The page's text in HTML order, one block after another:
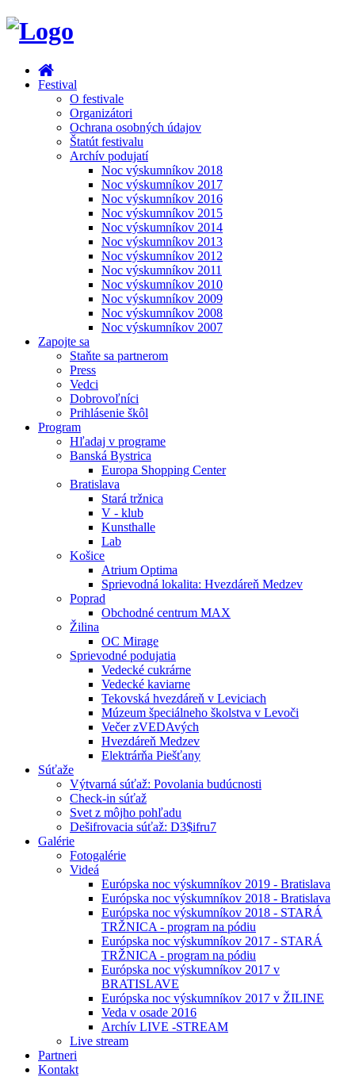
Festival
O festivale
Organizátori
Ochrana osobných údajov
Štatút festivalu
Archív podujatí
Noc výskumníkov 2018
Noc výskumníkov 2017
Noc výskumníkov 2016
Noc výskumníkov 2015
Noc výskumníkov 2014
Noc výskumníkov 2013
Noc výskumníkov 2012
Noc výskumníkov 2011
Noc výskumníkov 2010
Noc výskumníkov 2009
Noc výskumníkov 2008
Noc výskumníkov 2007
Zapojte sa
Staňte sa partnerom
Press
Vedci
Dobrovoľníci
Prihlásenie škôl
Program
Hľadaj v programe
Banská Bystrica
Europa Shopping Center
Bratislava
Stará tržnica
V - klub
Kunsthalle
Lab
Košice
Atrium Optima
Sprievodná lokalita: Hvezdáreň Medzev
Poprad
Obchodné centrum MAX
Žilina
OC Mirage
Sprievodné podujatia
Vedecké cukrárne
Vedecké kaviarne
Tekovská hvezdáreň v Leviciach
Múzeum špeciálneho školstva v Levoči
Večer zVEDAvých
Hvezdáreň Medzev
Elektrárňa Piešťany
Súťaže
Výtvarná súťaž: Povolania budúcnosti
Check-in súťaž
Svet z môjho pohľadu
Dešifrovacia súťaž: D3$ifru7
Galérie
Fotogalérie
Videá
Európska noc výskumníkov 2019 - Bratislava
Európska noc výskumníkov 2018 - Bratislava
Európska noc výskumníkov 2018 - STARÁ
TRŽNICA - program na pódiu
Európska noc výskumníkov 2017 - STARÁ
TRŽNICA - program na pódiu
Európska noc výskumníkov 2017 v
BRATISLAVE
Európska noc výskumníkov 2017 v ŽILINE
Veda v osade 2016
Archív LIVE -STREAM
Live stream
Partneri
Kontakt